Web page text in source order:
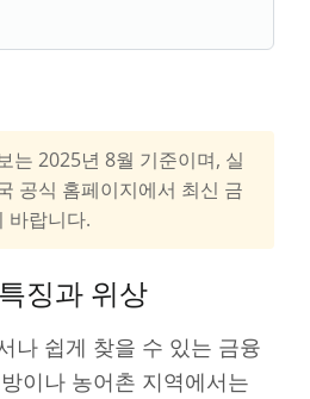
는 2025년 8월 기준이며, 실
공식 홈페이지에서 최신 금
바랍니다.
징과 위상
나 쉽게 찾을 수 있는 금융
이나 농어촌 지역에서는